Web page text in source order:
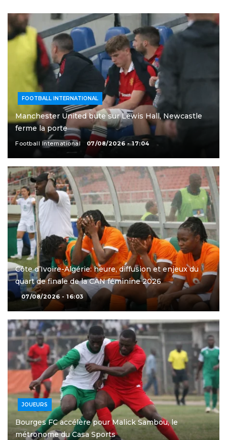
FOOTBALL INTERNATIONAL
Manchester United bute sur Lewis Hall, Newcastle
ferme la porte
Football International 07/08/2026 - 17:04
Côte d’Ivoire-Algérie: heure, diffusion et enjeux du
quart de finale de la CAN féminine 2026
07/08/2026 - 16:03
JOUEURS
Bourges FC accélère pour Malick Sambou, le
métronome du Casa Sports